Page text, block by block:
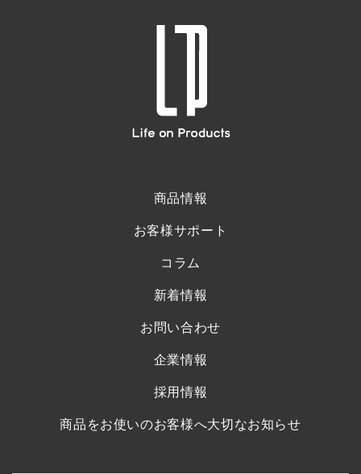
商品情報
お客様サポート
コラム
新着情報
お問い合わせ
企業情報
採用情報
商品をお使いのお客様へ大切なお知らせ